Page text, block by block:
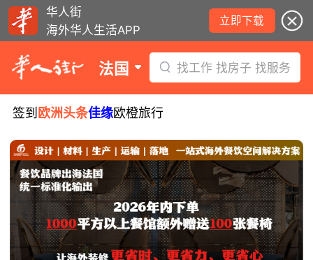
华人街
海外华人生活APP
立即下载
法国 找工作 找房子 找服务
签到 欧洲头条佳缘欧橙旅行